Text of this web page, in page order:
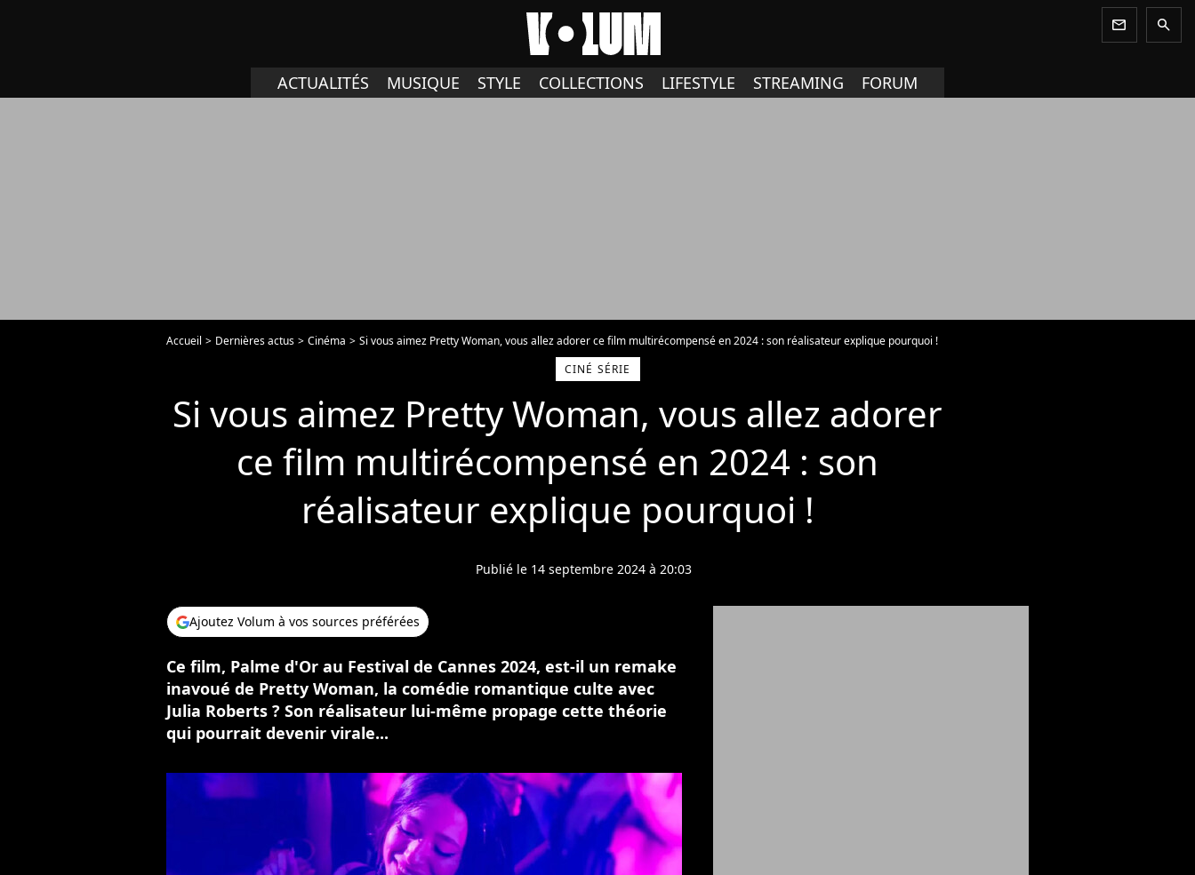
newsletter search
ACTUALITÉS MUSIQUE STYLE COLLECTIONS LIFESTYLE STREAMING FORUM
Accueil Dernières actus Cinéma
Si vous aimez Pretty Woman, vous allez adorer ce film multirécompensé en 2024 : son réalisateur explique pourquoi !
CINÉ SÉRIE
Si vous aimez Pretty Woman, vous allez adorer
ce film multirécompensé en 2024 : son
réalisateur explique pourquoi !
Publié le 14 septembre 2024 à 20:03
Ajoutez Volum à vos sources préférées
Ce film, Palme d'Or au Festival de Cannes 2024, est-il un remake
inavoué de Pretty Woman, la comédie romantique culte avec
Julia Roberts ? Son réalisateur lui-même propage cette théorie
qui pourrait devenir virale...